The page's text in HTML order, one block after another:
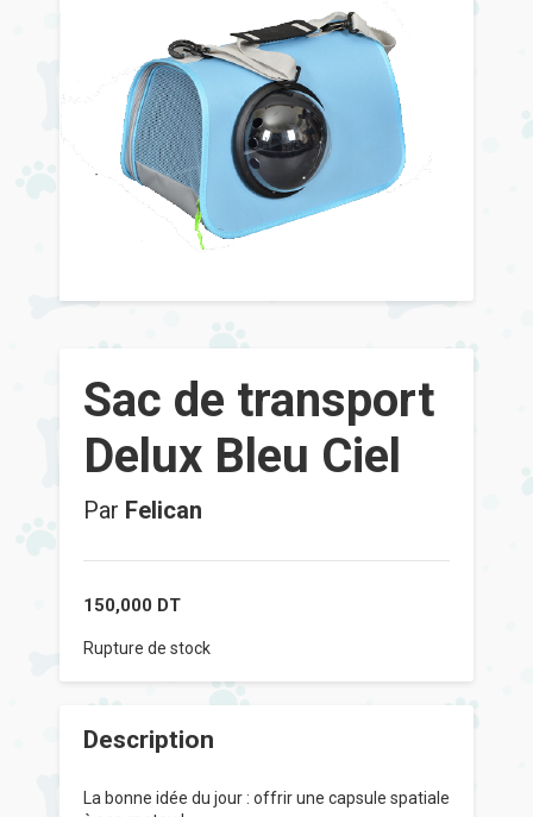
Sac de transport
Delux Bleu Ciel
Par Felican
150,000 DT
Rupture de stock
Description
La bonne idée du jour : offrir une capsule spatiale